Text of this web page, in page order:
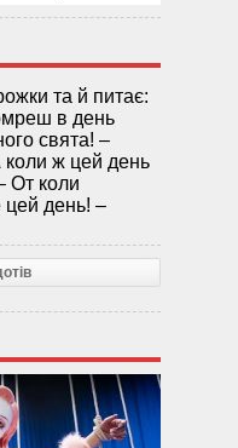
та й питає:
в день
свята! –
коли ж цей день
От коли
цей день! –